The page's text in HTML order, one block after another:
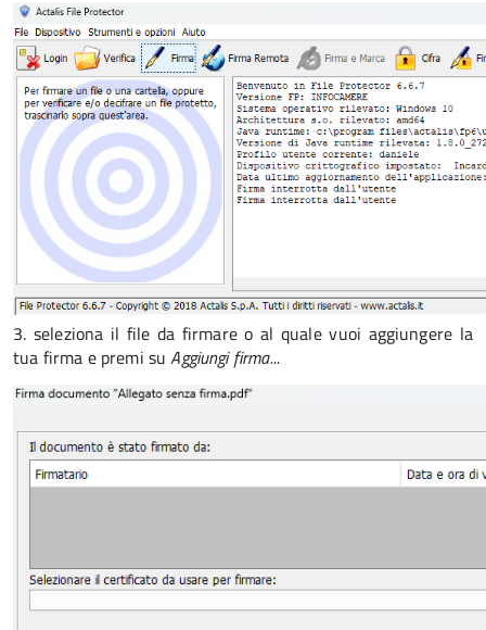
3. seleziona il file da firmare o al quale vuoi aggiungere la
tua firma e premi suAggiungi firma...